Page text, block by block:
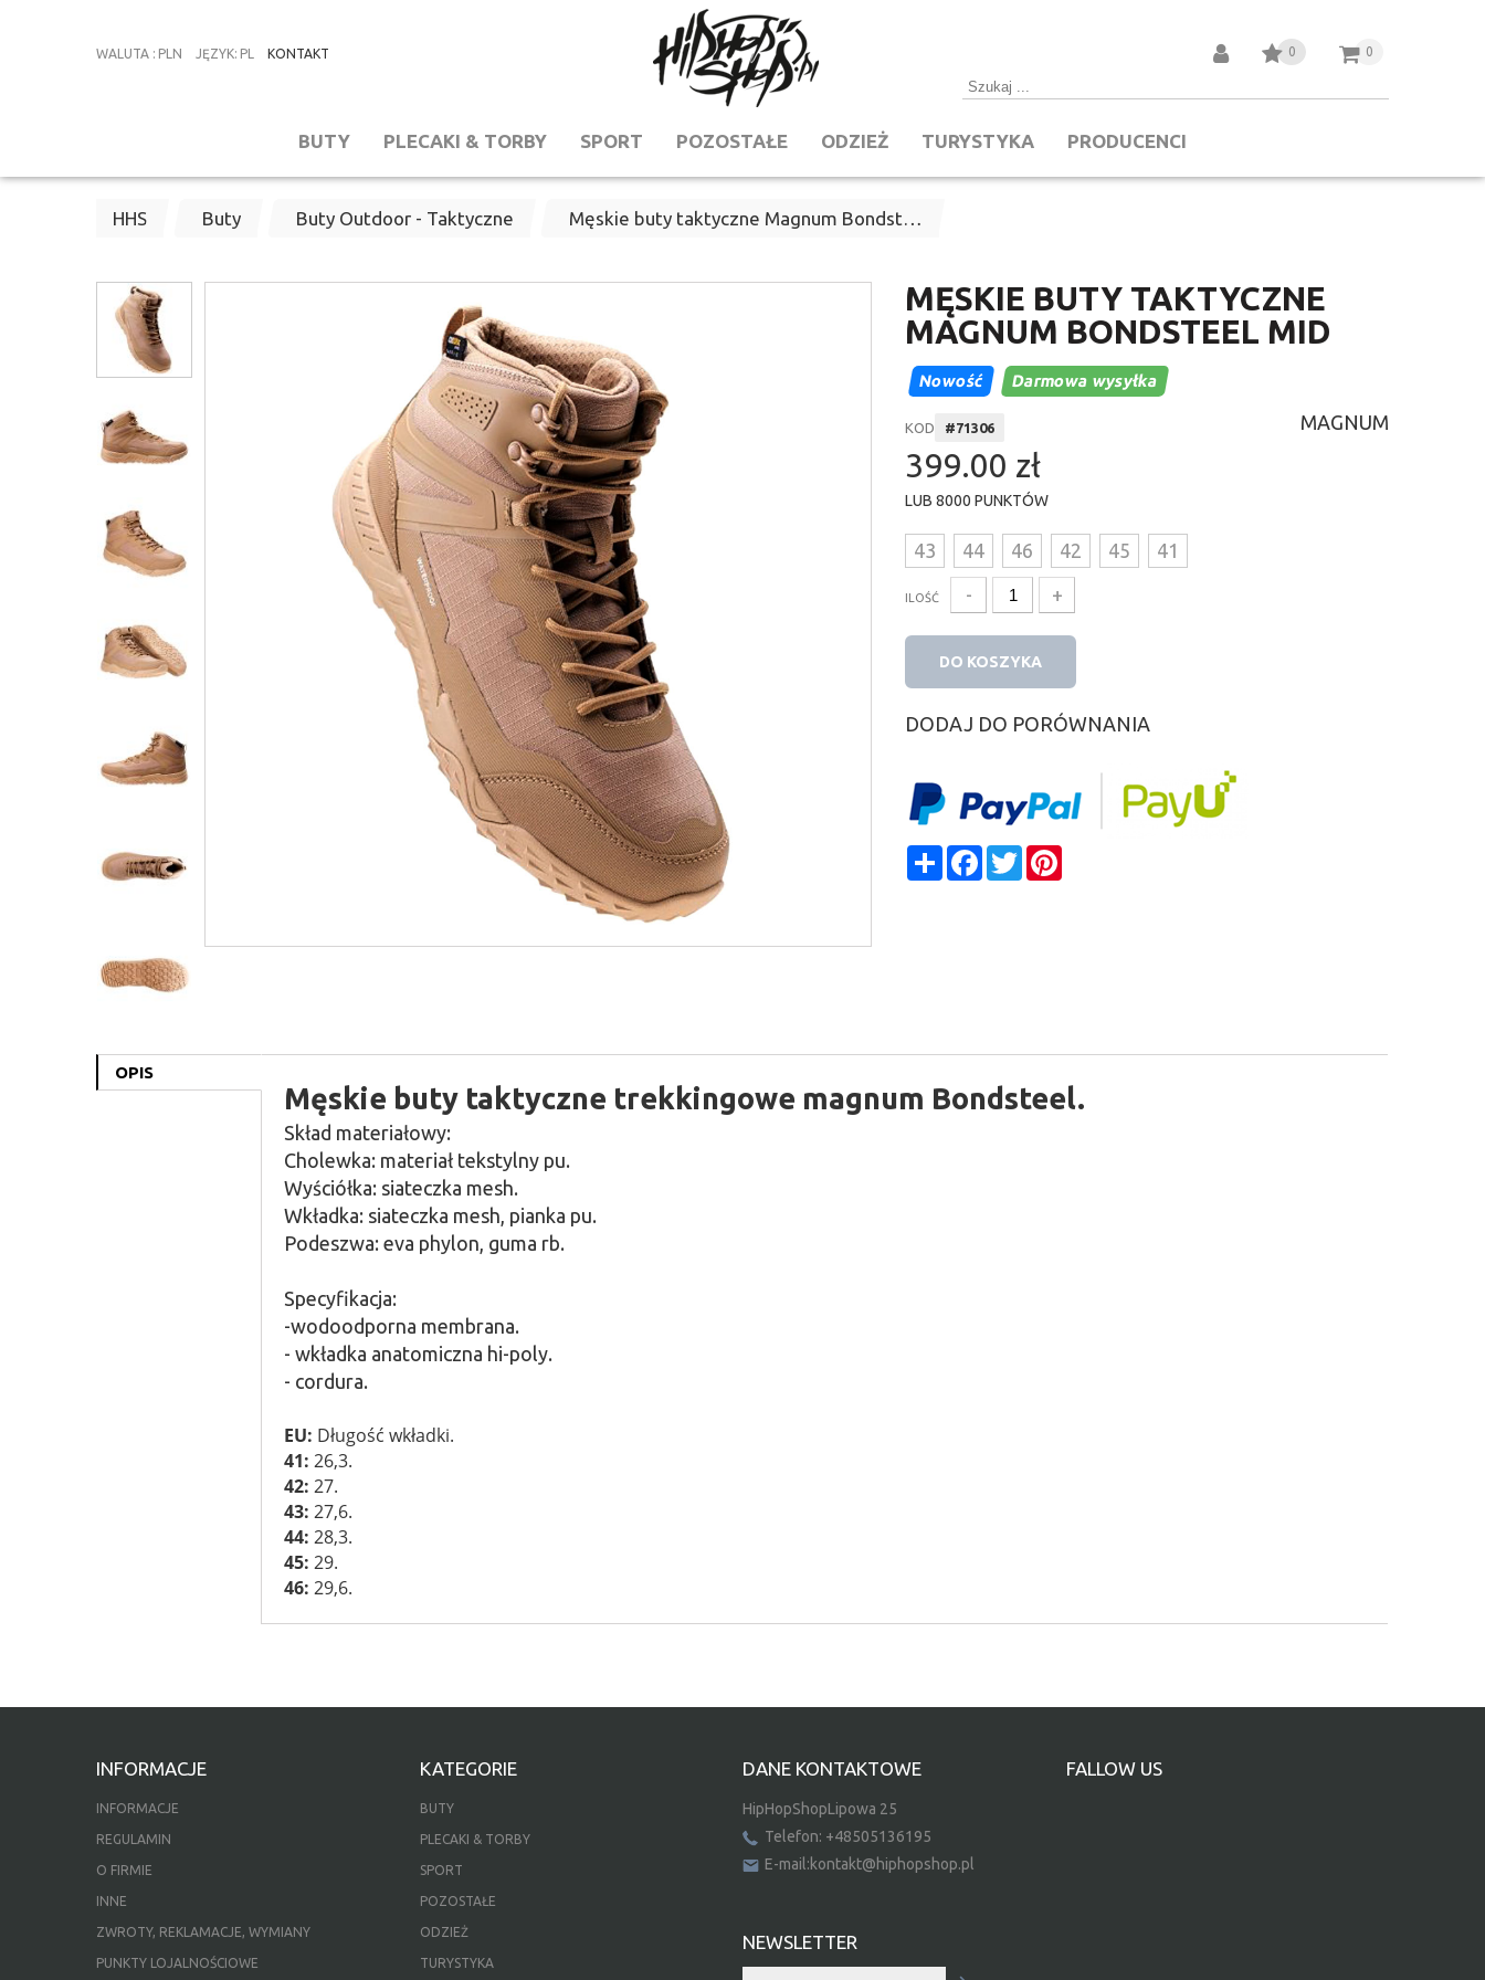
WALUTA : PLN JĘZYK: PL KONTAKT 0
0
BUTY PLECAKI & TORBY SPORT POZOSTAŁE ODZIEŻ TURYSTYKA PRODUCENCI
HHS Buty Buty Outdoor - Taktyczne Męskie buty taktyczne Magnum Bondst…
MĘSKIE BUTY TAKTYCZNE
MAGNUM BONDSTEEL MID
Nowość Darmowa wysyłka
KOD #71306 MAGNUM
399.00 zł
LUB 8000 PUNKTÓW
43 44 46 42 45 41
ILOŚĆ - +
DO KOSZYKA
DODAJ DO PORÓWNANIA
ShareFacebook
Twitter
OPIS
Męskie buty taktyczne trekkingowe magnum Bondsteel.
Skład materiałowy:
Cholewka: materiał tekstylny pu.
Wyściółka: siateczka mesh.
Wkładka: siateczka mesh, pianka pu.
Podeszwa: eva phylon, guma rb.
Specyfikacja:
-wodoodporna membrana.
- wkładka anatomiczna hi-poly.
- cordura.
EU: Długość wkładki.
41: 26,3.
42: 27.
43: 27,6.
44: 28,3.
45: 29.
46: 29,6.
INFORMACJE
INFORMACJE
REGULAMIN
O FIRMIE
INNE
ZWROTY, REKLAMACJE, WYMIANY
PUNKTY LOJALNOŚCIOWE
KATEGORIE
BUTY
PLECAKI & TORBY
SPORT
POZOSTAŁE
ODZIEŻ
TURYSTYKA
DANE KONTAKTOWE
HipHopShopLipowa 25
Telefon: +48505136195
E-mail:kontakt@hiphopshop.pl
NEWSLETTER
FALLOW US